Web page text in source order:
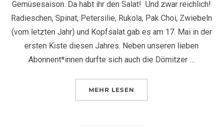
Gemüsesaison. Da habt ihr den Salat! Und zwar reichlich!
Radieschen, Spinat, Petersilie, Rukola, Pak Choi, Zwiebeln
(vom letzten Jahr) und Kopfsalat gab es am 17. Mai in der
ersten Kiste diesen Jahres. Neben unseren lieben
Abonnent*innen durfte sich auch die Dömitzer …
MEHR LESEN